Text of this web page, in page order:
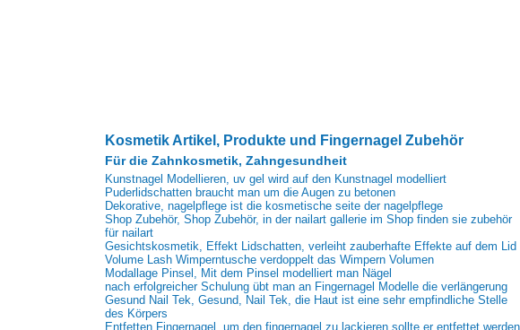
Kosmetik Artikel, Produkte und Fingernagel Zubehör
Für die Zahnkosmetik, Zahngesundheit
Kunstnagel Modellieren, uv gel wird auf den Kunstnagel modelliert
Puderlidschatten braucht man um die Augen zu betonen
Dekorative, nagelpflege ist die kosmetische seite der nagelpflege
Shop Zubehör, Shop Zubehör, in der nailart gallerie im Shop finden sie zubehör
für nailart
Gesichtskosmetik, Effekt Lidschatten, verleiht zauberhafte Effekte auf dem Lid
Volume Lash Wimperntusche verdoppelt das Wimpern Volumen
Modallage Pinsel, Mit dem Pinsel modelliert man Nägel
nach erfolgreicher Schulung übt man an Fingernagel Modelle die verlängerung
Gesund Nail Tek, Gesund, Nail Tek, die Haut ist eine sehr empfindliche Stelle
des Körpers
Entfetten Fingernagel, um den fingernagel zu lackieren sollte er entfettet werden